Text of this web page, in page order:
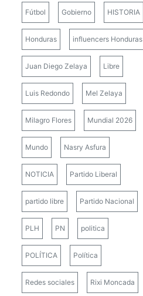
Fútbol Gobierno HISTORIA
Honduras influencers Honduras
Juan Diego Zelaya Libre
Luis Redondo Mel Zelaya
Milagro Flores Mundial 2026
Mundo Nasry Asfura
NOTICIA Partido Liberal
partido libre Partido Nacional
PLH PN politica
POLÍTICA Política
Redes sociales Rixi Moncada